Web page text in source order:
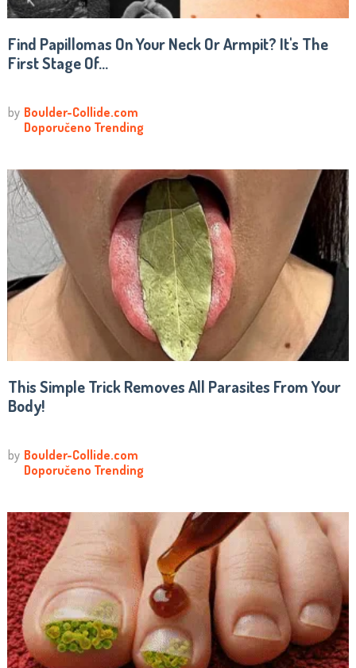
Find Papillomas On Your Neck Or Armpit? It's The
First Stage Of...
This Simple Trick Removes All Parasites From Your
Body!